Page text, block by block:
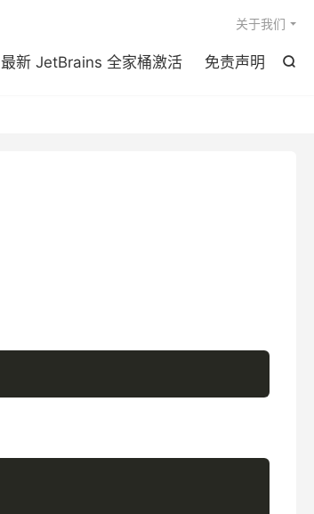

最新 JetBrains 全家桶激活 免责声明
关于我们